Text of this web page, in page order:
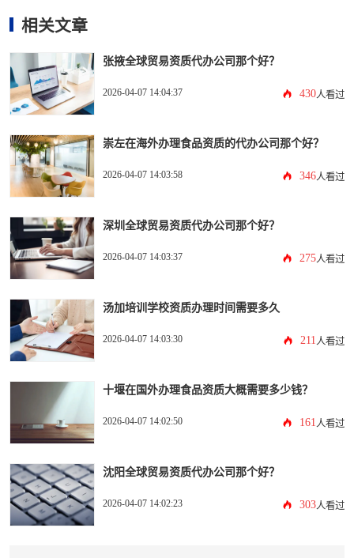
相关文章
张掖全球贸易资质代办公司那个好？
2026-04-07 14:04:37 430人看过
崇左在海外办理食品资质的代办公司那个好？
2026-04-07 14:03:58 346人看过
深圳全球贸易资质代办公司那个好？
2026-04-07 14:03:37 275人看过
汤加培训学校资质办理时间需要多久
2026-04-07 14:03:30 211 人看过
十堰在国外办理食品资质大概需要多少钱？
2026-04-07 14:02:50 161 人看过
沈阳全球贸易资质代办公司那个好？
2026-04-07 14:02:23 303人看过